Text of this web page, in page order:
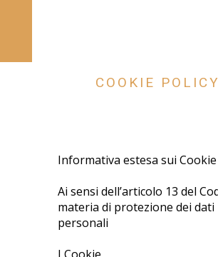
COOKIE POLICY
Informativa estesa sui Cookie
Ai sensi dell’articolo 13 del
materia di protezione dei dati
personali